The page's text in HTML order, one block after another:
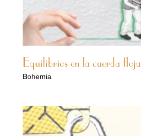
Equilibrios en la cuerda floja
Bohemia